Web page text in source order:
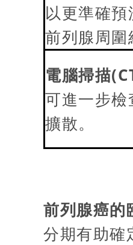
以更準確
前列腺周圍
電腦掃描
可進一步
擴散。
前列腺癌的
分期有助確